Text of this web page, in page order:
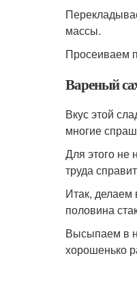
массы.
Просеиваем
Вареный
Вкус этой
многие
Для этого не
труда
Итак, делаем
половина
Высыпаем в
хорошенько